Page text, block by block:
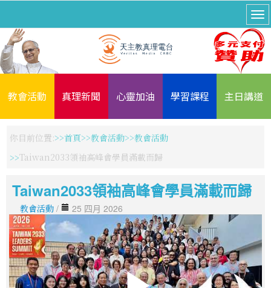
教會活動 真理新聞 心靈加油 學習課程 主日講道
你目前位置: 首頁 教會活動
教會活動
Taiwan2033領袖高峰會學員滿載而歸
Taiwan2033領袖高峰會學員滿載而歸
教會活動 / 25 四月 2026